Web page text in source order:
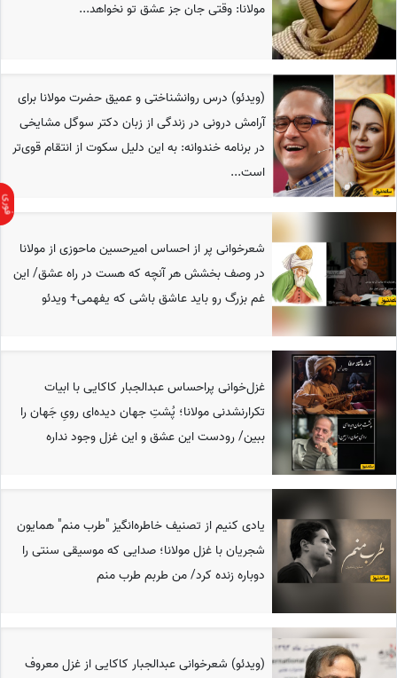
مولانا: وقتی جان جز عشق تو نخواهد...
(ویدئو) درس روانشناختی و عمیق حضرت مولانا برای
آرامش درونی در زندگی از زبان دکتر سوگل مشایخی
در برنامه خندوانه: به این دلیل سکوت از انتقام قوی‌تر
است...
شعرخوانی پر از احساس امیرحسین ماحوزی از مولانا
در وصف بخشش هر آنچه که هست در راه عشق/ این
غم بزرگ رو باید عاشق باشی که یفهمی+ ویدئو
غزل‌خوانی پراحساس عبدالجبار کاکایی با ابیات
تکرارنشدنی مولانا؛ پُشتِ جهان دیده‌ای رویِ جَهان را
ببین/ رودست این عشق و این غزل وجود نداره
یادی کنیم از تصنیف خاطره‌‎انگیز "طرب منم" همایون
شجریان با غزل مولانا؛ صدایی که موسیقی سنتی را
دوباره زنده کرد/ من طربم طرب منم
(ویدئو) شعرخوانی عبدالجبار کاکایی از غزل معروف